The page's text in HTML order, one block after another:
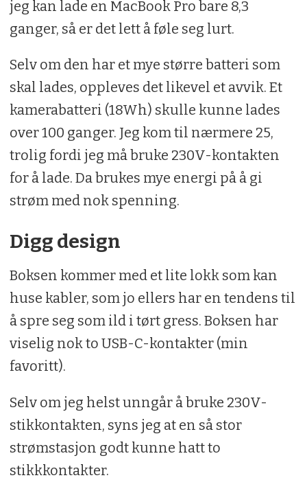
jeg kan lade en MacBook Pro bare 8,3
ganger, så er det lett å føle seg lurt.
Selv om den har et mye større batteri som
skal lades, oppleves det likevel et avvik. Et
kamerabatteri (18Wh) skulle kunne lades
over 100 ganger. Jeg kom til nærmere 25,
trolig fordi jeg må bruke 230V-kontakten
for å lade. Da brukes mye energi på å gi
strøm med nok spenning.
Digg design
Boksen kommer med et lite lokk som kan
huse kabler, som jo ellers har en tendens til
å spre seg som ild i tørt gress. Boksen har
viselig nok to USB-C-kontakter (min
favoritt).
Selv om jeg helst unngår å bruke 230V-
stikkontakten, syns jeg at en så stor
strømstasjon godt kunne hatt to
stikkkontakter.